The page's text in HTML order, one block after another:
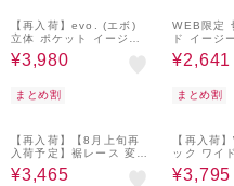
おすすめ
【再入荷】evo. (エボ)
立体 ポケット イージー
コクーンパンツ
¥3,980
まとめ割
おすすめ
WEB限定
ド イージ
¥2,641
まとめ割
おすすめ
【再入荷】【8月上旬再
入荷予定】裾レース 変形
プルオーバー Tシャツ
¥3,465
おすすめ
【再入荷
ック ワイ
ンツ
¥3,795